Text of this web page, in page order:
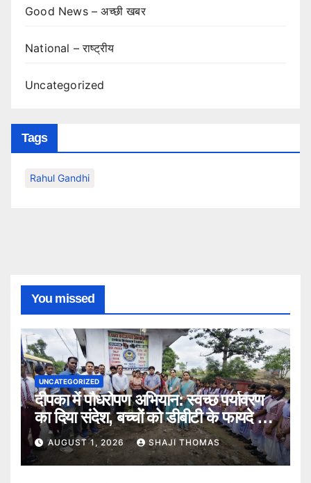
Good News – अच्छी खबर
National – राष्ट्रीय
Uncategorized
Tags
Rahul Gandhi
You missed
UNCATEGORIZED
दीपका में पौधरोपण अभियान: स्वच्छ पर्यावरण
का दिया संदेश, बच्चों को डीबीटी के फायदे भी
बताए।
AUGUST 1, 2026 SHAJI THOMAS